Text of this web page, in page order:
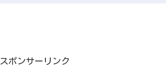
スポンサーリンク